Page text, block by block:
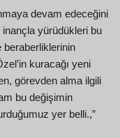
devam edeceğini
yürüdükleri bu
beraberliklerinin
kuracağı yeni
görevden alma ilgili
bu değişimin
yer belli.,”